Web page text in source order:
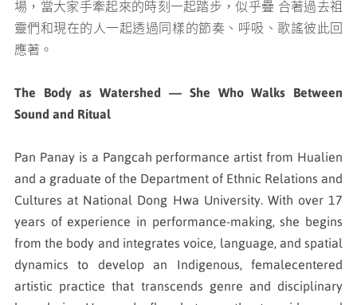
場，當⼤家⼿牽起來的時刻⼀起踏步，似乎疊 合著過去祖
靈們和現在的⼈⼀起透過同樣的節奏、呼吸、歌謠彼此回
應著。
The Body as Watershed — She Who Walks Between
Sound and Ritual
Pan Panay is a Pangcah performance artist from Hualien
and a graduate of the Department of Ethnic Relations and
Cultures at National Dong Hwa University. With over 17
years of experience in performance-making, she begins
from the body and integrates voice, language, and spatial
dynamics to develop an Indigenous, femalecentered
artistic practice that transcends genre and disciplinary